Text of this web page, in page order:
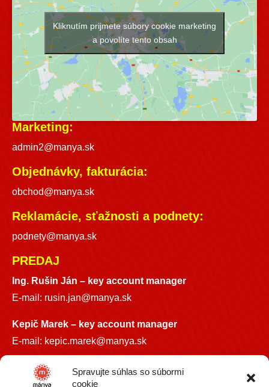
Spravujte súhlas so súbormi
cookie
Kliknutím prijmete súbory cookie marketing
a povolíte tento obsah
Marketing:
admin2@manya.sk
Objednávky, fakturácia:
obchod@manya.sk
Reklamácie, sťažnosti a podnety:
podnety@manya.sk
PREDAJ
Ing. Rušin Ján – key account manager
E-mail: rusin.jan@manya.sk
Kepič Marek – key account manager
E-mail: kepic.marek@manya.sk
INFO LINKA